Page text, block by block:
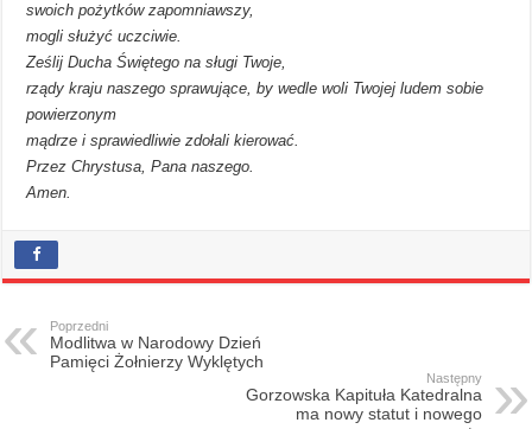
swoich pożytków zapomniawszy,
mogli służyć uczciwie.
Ześlij Ducha Świętego na sługi Twoje,
rządy kraju naszego sprawujące, by wedle woli Twojej ludem sobie
powierzonym
mądrze i sprawiedliwie zdołali kierować.
Przez Chrystusa, Pana naszego.
Amen.
Poprzedni
Modlitwa w Narodowy Dzień
Pamięci Żołnierzy Wyklętych
Następny
Gorzowska Kapituła Katedralna
ma nowy statut i nowego